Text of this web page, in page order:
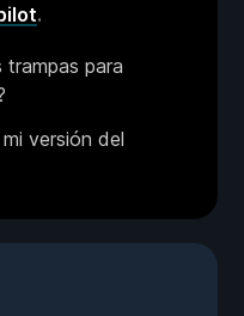
.
trampas para
versión del